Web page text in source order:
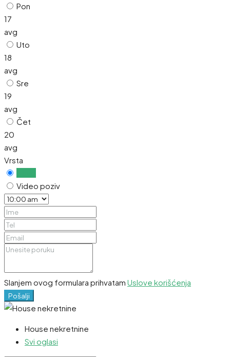
Pon
17
avg
Uto
18
avg
Sre
19
avg
Čet
20
avg
Vrsta
Video poziv
Slanjem ovog formulara prihvatam Uslove korišćenja
Pošalji
House nekretnine
Svi oglasi